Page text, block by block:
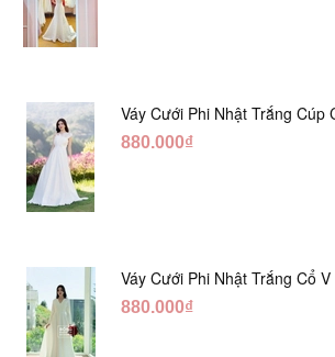
Váy Cưới Phi Nhật Trắng Cúp
880.000₫
Váy Cưới Phi Nhật Trắng Cổ
880.000₫